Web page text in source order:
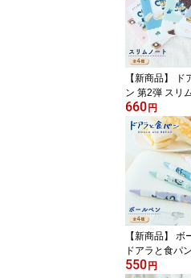
み エコ 便利
柄
【新商品】 ド
ン 第2弾 スリ
ラゴンズ承認
商品 ドアラ 実
ンズ 野球 食
クター かわい
ート スリムサ
660円
【新商品】 ボ
ドアラと食パ
ールペン ドラ
550円